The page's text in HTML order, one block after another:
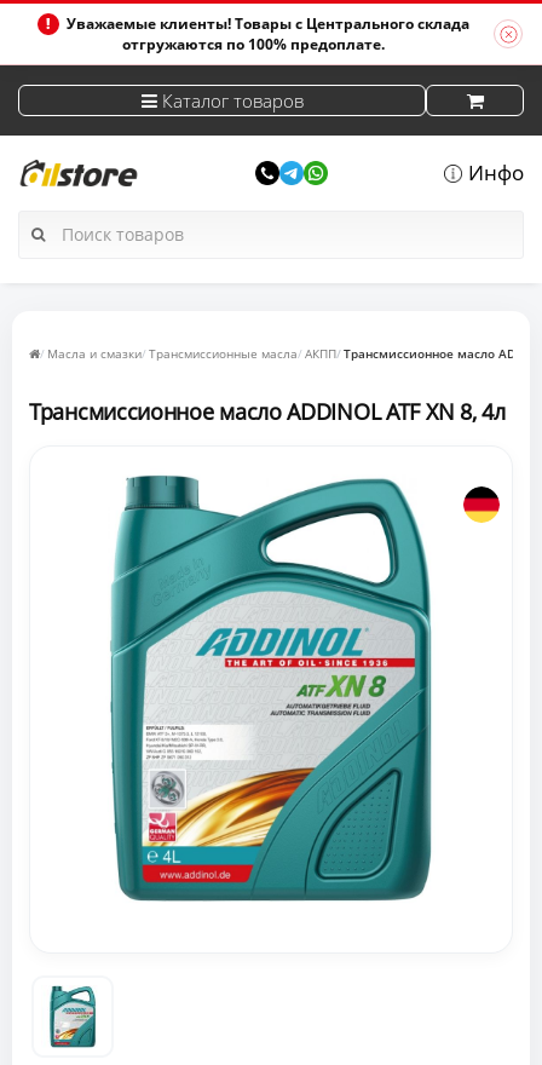
Уважаемые клиенты! Товары с Центрального склада
отгружаются по 100% предоплате.
Каталог товаров
Инфо
Масла и смазки Трансмиссионные масла АКПП Трансмиссионное масло
Трансмиссионное масло ADDINOL ATF XN 8, 4л